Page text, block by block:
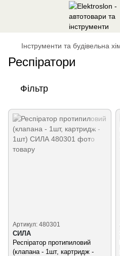
Інструменти та будівельна
Респіратори
Фільтр
Артикул: 480301
СИЛА
Респіратор протипиловий
(клапана - 1шт, картридж -